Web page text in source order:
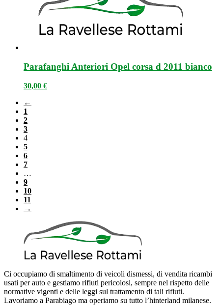
Parafanghi Anteriori Opel corsa d 2011 bianco
30,00 €
←
1
2
3
4
5
6
7
…
9
10
11
→
Ci occupiamo di smaltimento di veicoli dismessi, di vendita ricambi
usati per auto e gestiamo rifiuti pericolosi, sempre nel rispetto delle
normative vigenti e delle leggi sul trattamento di tali rifiuti.
Lavoriamo a Parabiago ma operiamo su tutto l’hinterland milanese.